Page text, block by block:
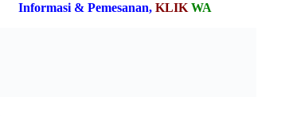
Informasi & Pemesanan, KLIK WA